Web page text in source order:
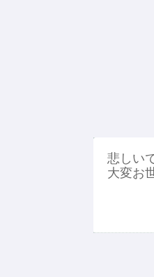
悲しい
大変お